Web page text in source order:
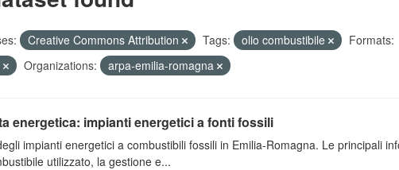
Creative Commons Attribution Tags: olio combustibile
Formats:
Organizations: arpa-emilia-romagna
energetica: impianti energetici a fonti fossili
impianti energetici a combustibili fossili in Emilia-Romagna. Le principali
utilizzato, la gestione e...